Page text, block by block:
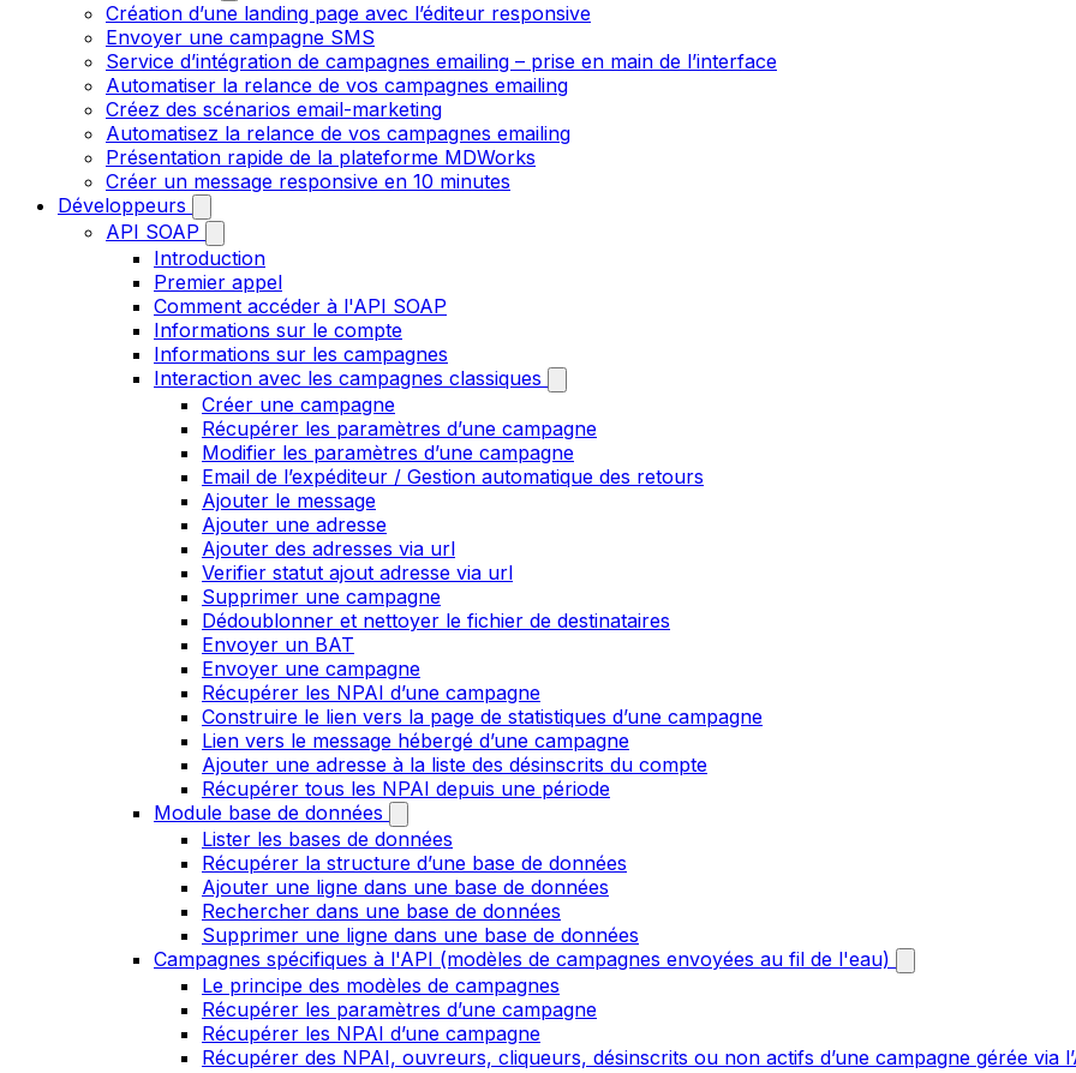
Création d’une landing page avec l’éditeur responsive
Envoyer une campagne SMS
Service d’intégration de campagnes emailing – prise en main de l’interface
Automatiser la relance de vos campagnes emailing
Créez des scénarios email-marketing
Automatisez la relance de vos campagnes emailing
Présentation rapide de la plateforme MDWorks
Créer un message responsive en 10 minutes
Développeurs
API SOAP
Introduction
Premier appel
Comment accéder à l'API SOAP
Informations sur le compte
Informations sur les campagnes
Interaction avec les campagnes classiques
Créer une campagne
Récupérer les paramètres d’une campagne
Modifier les paramètres d’une campagne
Email de l’expéditeur / Gestion automatique des retours
Ajouter le message
Ajouter une adresse
Ajouter des adresses via url
Verifier statut ajout adresse via url
Supprimer une campagne
Dédoublonner et nettoyer le fichier de destinataires
Envoyer un BAT
Envoyer une campagne
Récupérer les NPAI d’une campagne
Construire le lien vers la page de statistiques d’une campagne
Lien vers le message hébergé d’une campagne
Ajouter une adresse à la liste des désinscrits du compte
Récupérer tous les NPAI depuis une période
Module base de données
Lister les bases de données
Récupérer la structure d’une base de données
Ajouter une ligne dans une base de données
Rechercher dans une base de données
Supprimer une ligne dans une base de données
Campagnes spécifiques à l'API (modèles de campagnes envoyées au fil de l'eau)
Le principe des modèles de campagnes
Récupérer les paramètres d’une campagne
Récupérer les NPAI d’une campagne
Récupérer des NPAI, ouvreurs, cliqueurs, désinscrits ou non actifs d’une campagne gérée via